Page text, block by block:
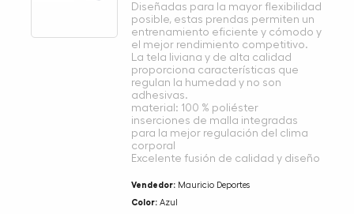
Diseñadas para la mayor flexibilidad
posible, estas prendas permiten un
entrenamiento eficiente y cómodo y
el mejor rendimiento competitivo.
La tela liviana y de alta calidad
proporciona características que
regulan la humedad y no son
adhesivas.
material: 100 % poliéster
inserciones de malla integradas
para la mejor regulación del clima
corporal
Excelente fusión de calidad y diseño
Vendedor: Mauricio Deportes
Color: Azul